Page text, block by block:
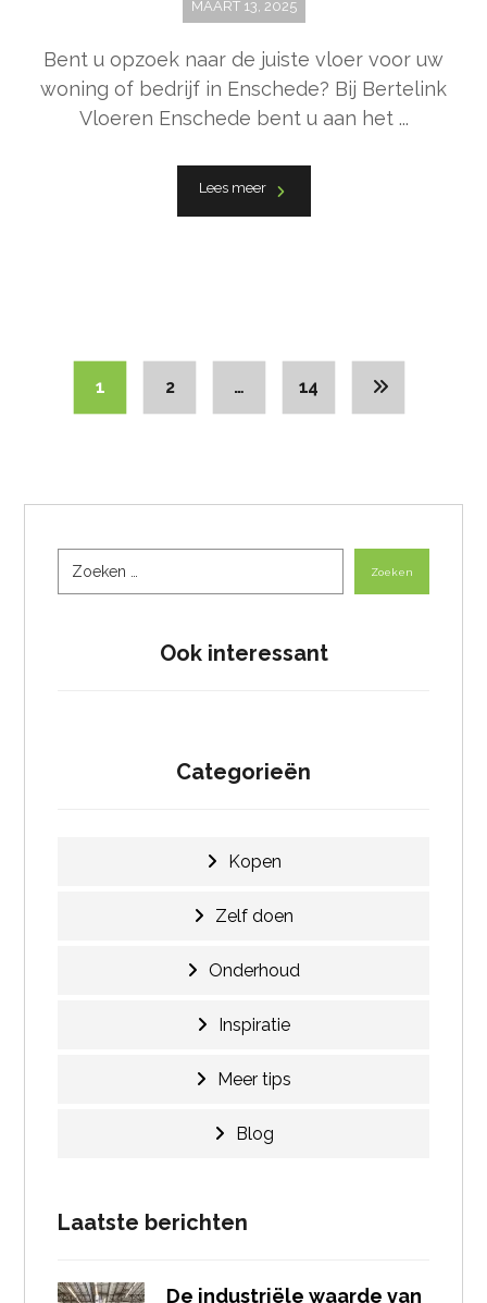
MAART 13, 2025
Bent u opzoek naar de juiste vloer voor uw
woning of bedrijf in Enschede? Bij Bertelink
Vloeren Enschede bent u aan het ...
Lees meer
1 2 … 14
Zoeken
Ook interessant
Categorieën
Kopen
Zelf doen
Onderhoud
Inspiratie
Meer tips
Blog
Laatste berichten
De industriële waarde van